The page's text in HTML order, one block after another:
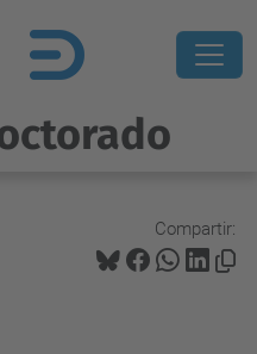
Compartir: